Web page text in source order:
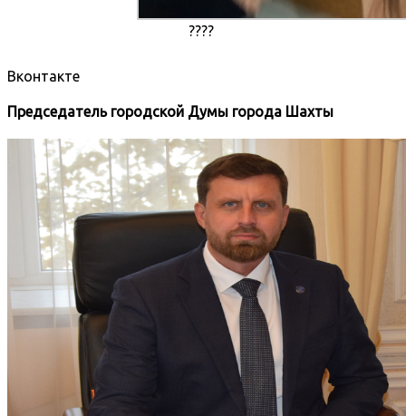
????
Вконтакте
Председатель городской Думы города Шахты